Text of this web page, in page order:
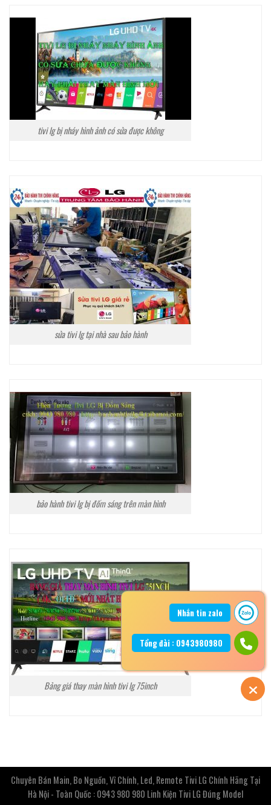
tivi lg bị nháy hình ảnh có sửa được không
sửa tivi lg tại nhà sau bảo hành
bảo hành tivi lg bị đốm sáng trên màn hình
Bảng giá thay màn hình tivi lg 75inch
Chuyên Bán Main, Bo Nguồn, Vỉ Chính, Led, Remote Tivi LG Chính Hãng Tại
Hà Nội - Toàn Quốc : 0943 980 980 Linh Kiện Tivi LG Đúng Model
Nhắn tin zalo
Tổng đài : 0943980980